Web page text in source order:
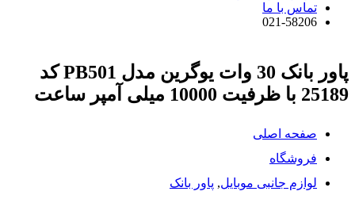
تماس با ما
021-58206
پاور بانک 30 وات یوگرین مدل PB501 کد
25189 با ظرفیت 10000 میلی آمپر ساعت
صفحه اصلی
فروشگاه
لوازم جانبی موبایل, پاور بانک